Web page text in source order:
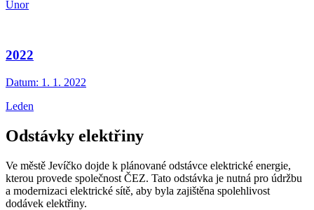
Únor
2022
Datum: 1. 1. 2022
Leden
Odstávky elektřiny
Ve městě Jevíčko dojde k plánované odstávce elektrické energie,
kterou provede společnost ČEZ. Tato odstávka je nutná pro údržbu
a modernizaci elektrické sítě, aby byla zajištěna spolehlivost
dodávek elektřiny.